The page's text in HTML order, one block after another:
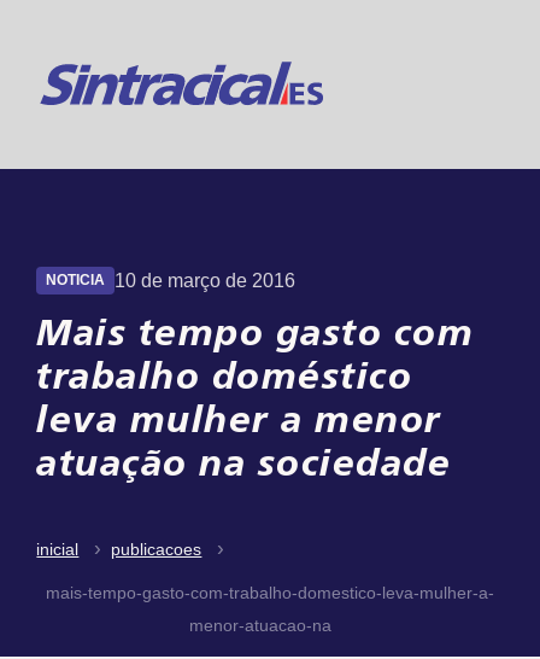
NOTICIA 10 de março de 2016
Mais tempo gasto com
trabalho doméstico
leva mulher a menor
atuação na sociedade
inicial publicacoes
mais-tempo-gasto-com-trabalho-domestico-leva-mulher-a-
menor-atuacao-na